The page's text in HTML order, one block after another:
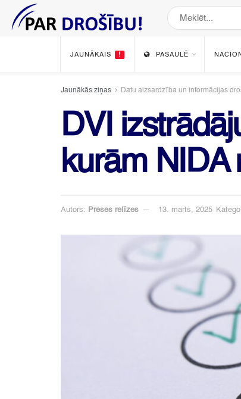
JAUNĀKAIS ! PASAULĒ
Jaunākās ziņas Datu aizsardzība un informācijas
DVI
kurām NIDA
Autors: Preses relīzes 13. marts, 2025